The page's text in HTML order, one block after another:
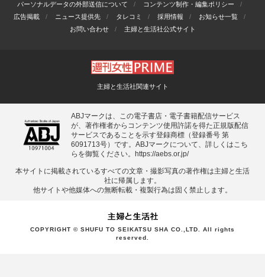
パーソナルデータの外部送信について
コンテンツ制作・編集ポリシー
広告掲載
ニュース提供先 タレコミ 採用情報
お知らせ一覧
お問い合わせ
主婦と生活社公式サイト
主婦と生活社関連サイト
ABJマークは、この電子書店・電子書籍配信サービス
が、著作権者からコンテンツ使用許諾を得た正規版配信
サービスであることを示す登録商標（登録番号 第
6091713号）です。ABJマークについて、詳しくはこち
らを御覧ください。
https://aebs.or.jp/
本サイトに掲載されているすべての⽂章・撮影写真の著作権は主婦と⽣活
社に帰属します。
他サイトや他媒体への無断転載・複製⾏為は固く禁⽌します。
COPYRIGHT © SHUFU TO SEIKATSU SHA CO.,LTD. All rights
reserved.